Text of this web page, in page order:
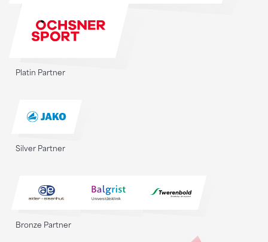
Platin Partner
Silver Partner
Bronze Partner